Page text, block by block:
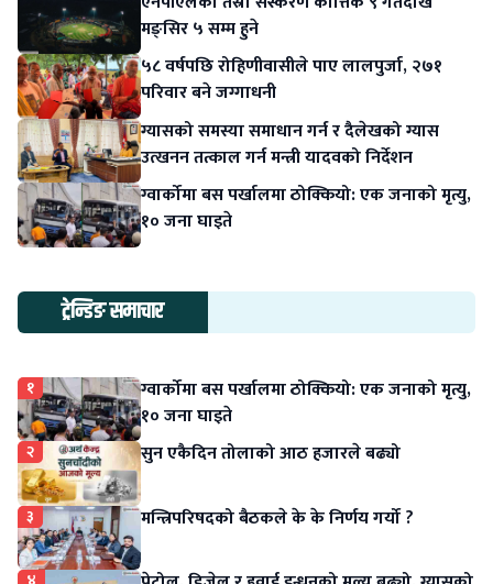
मङ्सिर ५ सम्म हुने
५८ वर्षपछि रोहिणीवासीले पाए लालपुर्जा, २७१
परिवार बने जग्गाधनी
ग्यासको समस्या समाधान गर्न र दैलेखको ग्यास
उत्खनन तत्काल गर्न मन्त्री यादवको निर्देशन
ग्वार्कोमा बस पर्खालमा ठोक्कियो: एक जनाको मृत्यु,
१० जना घाइते
ट्रेन्डिङ समाचार
१
ग्वार्कोमा बस पर्खालमा ठोक्कियो: एक जनाको मृत्यु,
१० जना घाइते
२ सुन एकैदिन तोलाको आठ हजारले बढ्यो
३ मन्त्रिपरिषदको बैठकले के के निर्णय गर्यो ?